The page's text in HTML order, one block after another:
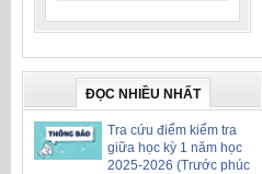
ĐỌC NHIỀU NHẤT
Tra cứu điểm kiểm tra
giữa học kỳ 1 năm học
2025-2026 (Trước phúc